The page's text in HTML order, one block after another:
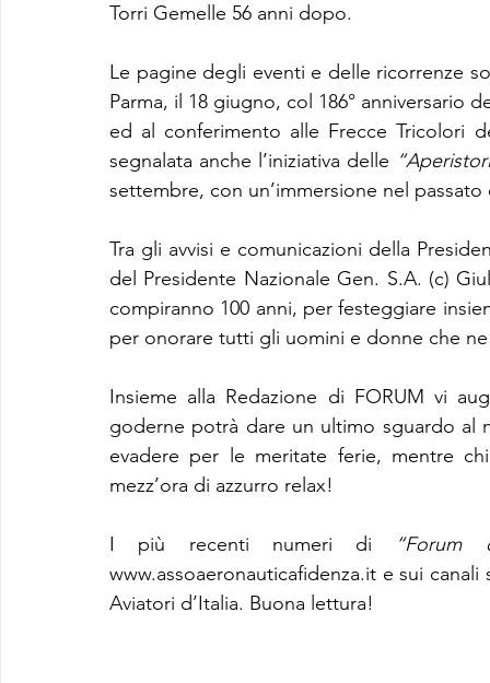
Torri Gemelle 56 anni dopo.
Le pagine degli eventi e delle ricorrenze
Parma, il 18 giugno, col 186° anniversario
ed al conferimento alle Frecce Tricolori
segnalata anche l’iniziativa delle
settembre, con un’immersione nel
Tra gli avvisi e comunicazioni della
del Presidente Nazionale Gen. S.A. (c)
compiranno 100 anni, per festeggiare
per onorare tutti gli uomini e donne che
Insieme alla Redazione di FORUM vi
goderne potrà dare un ultimo sguardo al
evadere per le meritate ferie, mentre
mezz’ora di azzurro relax!
I più recenti numeri di
“Forum
www.assoaeronauticafidenza.it e sui
Aviatori d’Italia. Buona lettura!